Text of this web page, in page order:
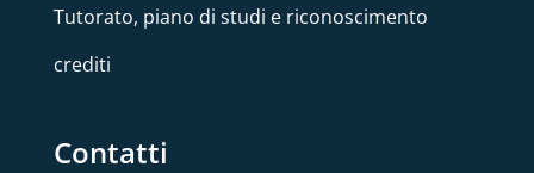
Tutorato, piano di studi e riconoscimento
crediti
Contatti